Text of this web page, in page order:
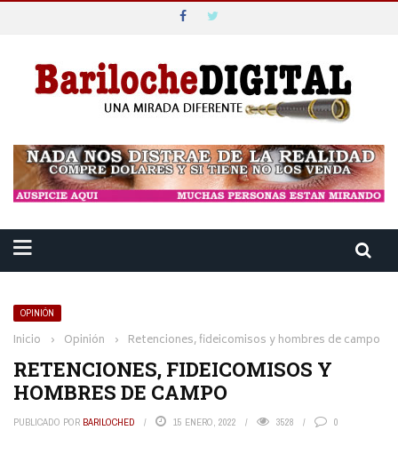
OPINIÓN
Inicio › Opinión › Retenciones, fideicomisos y hombres de campo
RETENCIONES, FIDEICOMISOS Y
HOMBRES DE CAMPO
PUBLICADO POR BARILOCHED 15 ENERO, 2022 3528 0